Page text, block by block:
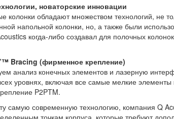
новаторские инновации
колонки обладают множеством технологий, не
напольной колонки, но, а также были
когда-либо создавал для полочных
Bracing (фирменное крепление)
анализ конечных элементов и лазерную
уровнях, включая все самые мелкие
P2PTM.
самую современную технологию, компания Q
точкам корпуса, которые требуют